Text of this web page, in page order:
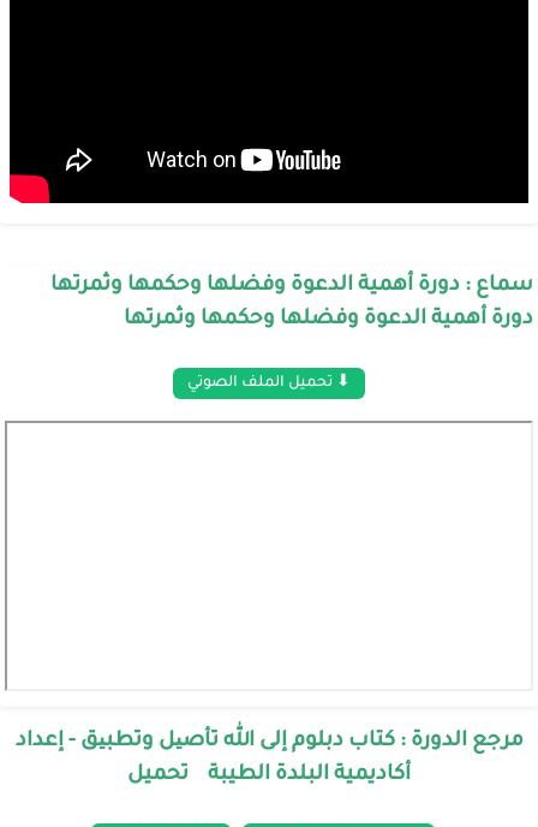
سماع : دورة أهمية الدعوة وفضلها وحكمها وثمرتها
دورة أهمية الدعوة وفضلها وحكمها وثمرتها
⬇ تحميل الملف الصوتي
مرجع الدورة : كتاب دبلوم إلى الله تأصیل وتطبیق - إعداد
أكاديمية البلدة الطيبة تحميل